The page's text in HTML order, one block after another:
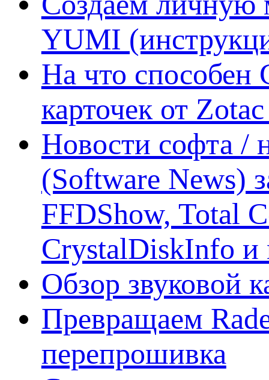
YUMI
На что способен
карточек от
Новости софта /
(Software News)
FFDShow, Total
CrystalDiskInfo и
Обзор звуковой
Превращаем
перепрошивка